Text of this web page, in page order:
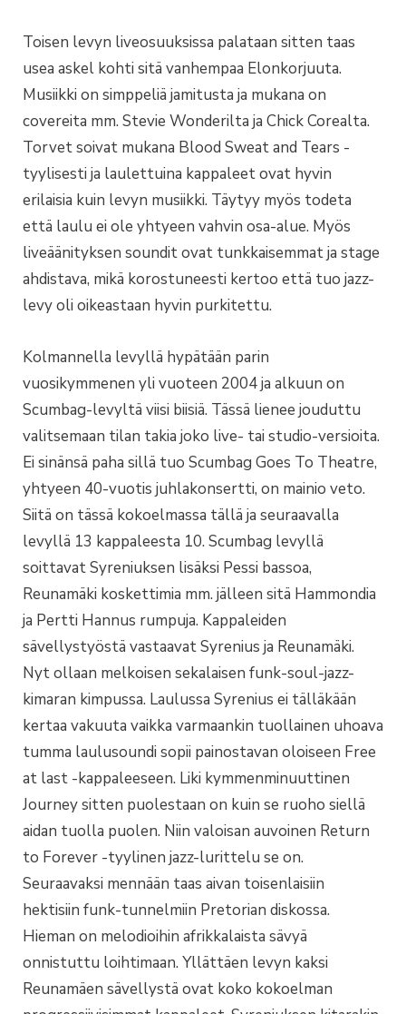
Toisen levyn liveosuuksissa palataan sitten taas
usea askel kohti sitä vanhempaa Elonkorjuuta.
Musiikki on simppeliä jamitusta ja mukana on
covereita mm. Stevie Wonderilta ja Chick Corealta.
Torvet soivat mukana Blood Sweat and Tears -
tyylisesti ja laulettuina kappaleet ovat hyvin
erilaisia kuin levyn musiikki. Täytyy myös todeta
että laulu ei ole yhtyeen vahvin osa-alue. Myös
liveäänityksen soundit ovat tunkkaisemmat ja stage
ahdistava, mikä korostuneesti kertoo että tuo jazz-
levy oli oikeastaan hyvin purkitettu.
Kolmannella levyllä hypätään parin
vuosikymmenen yli vuoteen 2004 ja alkuun on
Scumbag-levyltä viisi biisiä. Tässä lienee jouduttu
valitsemaan tilan takia joko live- tai studio-versioita.
Ei sinänsä paha sillä tuo Scumbag Goes To Theatre,
yhtyeen 40-vuotis juhlakonsertti, on mainio veto.
Siitä on tässä kokoelmassa tällä ja seuraavalla
levyllä 13 kappaleesta 10. Scumbag levyllä
soittavat Syreniuksen lisäksi Pessi bassoa,
Reunamäki koskettimia mm. jälleen sitä Hammondia
ja Pertti Hannus rumpuja. Kappaleiden
sävellystyöstä vastaavat Syrenius ja Reunamäki.
Nyt ollaan melkoisen sekalaisen funk-soul-jazz-
kimaran kimpussa. Laulussa Syrenius ei tälläkään
kertaa vakuuta vaikka varmaankin tuollainen uhoava
tumma laulusoundi sopii painostavan oloiseen Free
at last -kappaleeseen. Liki kymmenminuuttinen
Journey sitten puolestaan on kuin se ruoho siellä
aidan tuolla puolen. Niin valoisan auvoinen Return
to Forever -tyylinen jazz-lurittelu se on.
Seuraavaksi mennään taas aivan toisenlaisiin
hektisiin funk-tunnelmiin Pretorian diskossa.
Hieman on melodioihin afrikkalaista sävyä
onnistuttu loihtimaan. Yllättäen levyn kaksi
Reunamäen sävellystä ovat koko kokoelman